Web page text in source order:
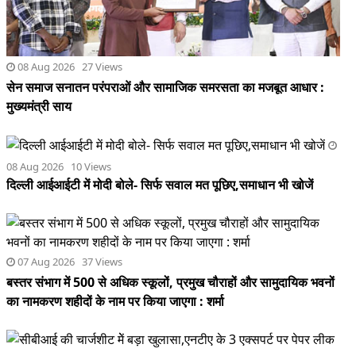
08 Aug 2026 27 Views
सेन समाज सनातन परंपराओं और सामाजिक समरसता का मजबूत आधार :
मुख्यमंत्री साय
08 Aug 2026 10 Views
दिल्ली आईआईटी में मोदी बोले- सिर्फ सवाल मत पूछिए,समाधान भी खोजें
07 Aug 2026 37 Views
बस्तर संभाग में 500 से अधिक स्कूलों, प्रमुख चौराहों और सामुदायिक भवनों
का नामकरण शहीदों के नाम पर किया जाएगा : शर्मा